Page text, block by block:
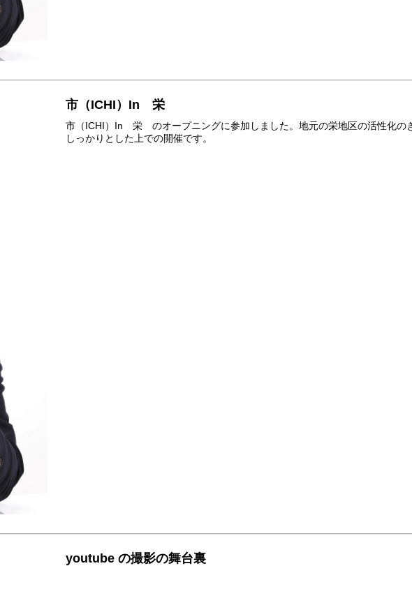
市（ICHI）In 栄
市（ICHI）In 栄 のオープニングに参加しました。地元の栄地区の活性化の
しっかりとした上での開催です。
youtube の撮影の舞台裏